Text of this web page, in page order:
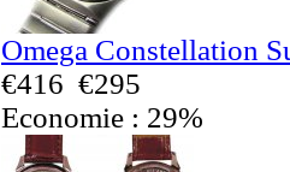
Omega Constellation
€416 €295
Economie : 29%